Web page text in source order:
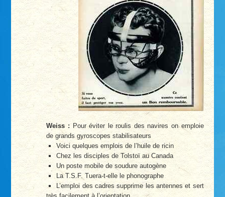
Weiss :Pour éviter le roulis des navires on emploie
de grands gyroscopes stabilisateurs
Voici quelques emplois de l’huile de ricin
Chez les disciples de Tolstoï au Canada
Un poste mobile de soudure autogène
La T.S.F. Tuera-t-elle le phonographe
L’emploi des cadres supprime les antennes et sert